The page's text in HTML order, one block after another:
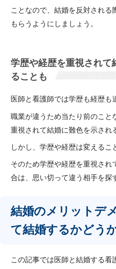
ことなので、結婚を反対される
もらうようにしましょう。
学歴や経歴を重視されて
ることも
医師と看護師では学歴も経歴も
職業が違うため当たり前のこと
重視されて結婚に難色を示され
しかし、学歴や経歴は変えるこ
そのため学歴や経歴を重視され
合は、思い切って違う相手を探
結婚のメリットデ
て結婚するかどう
この記事では医師と結婚する看